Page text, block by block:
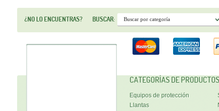
¿NO LO ENCUENTRAS? BUSCAR:
CATEGORÍAS DE PRODUCTOS
Equipos de protección
Llantas